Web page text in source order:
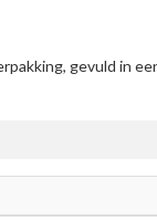
gevuld in